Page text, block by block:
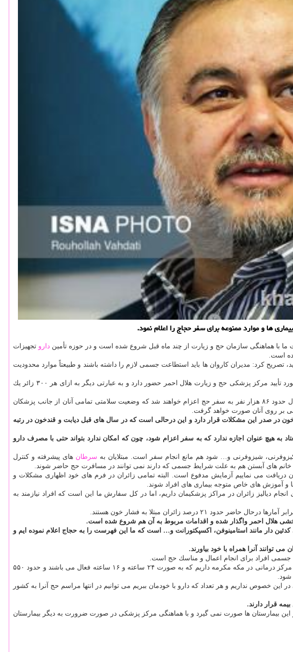
ها و موارد ممنوعه برای سفر حجاج را اعلام نمود.
ما با هماهنگی سازمان حج و زیارت از چند ماه قبل شروع شده است و در حوزه تأمین دارو تجهیزات
است.
كرد: مدیران كاروان ها باید استطاعت جسمی لازم را داشته باشند و طبیعتاً موارد محدودیت
مورد تأیید مركز پزشكی حج و زیارت هلال احمر حضور دارد و به عبارتی دیگر به ازای هر ۳۰۰ زائر یك
رئیس مركز پزشكی حج و زیارت جمعیت هلال احمر اظهاركرد: سلامت و شرایط جسمی زائران هم بررسی می شود، امسال حدود ۸۶ هزار نفر به سفر حج اعزام خواهند شد كه وضعیت سلامتی تمامی آنان از جانب پزشكان
بر روی آنان صورت خواهد گرفت.
در صدر این مشكلات قرار دارد و این درحالی است كه در سال های قبل دیابت و قندخون در رتبه
به هیچ عنوان اجازه ندارد كه به سفر اعزام شود، چون كه امكان ندارد بتواند حتی با مصرف دارو
شیزوفرنی و… شود هم مانع انجام سفر است. مبتلایان به سرطان های پیشرفته و كنترل
خانم های آبستن هم به علت شرایط جسمی كه دارند نمی توانند در مسافرت حج حاضر شوند.
دریافت می نماییم آزمایش مدفوع است. البته تمامی زائران در فرم های خود اظهاری مشكلات و
و آموزش های خاص متوجه بیماری های افراد شوند.
انجام دیالیز زائران در مراكز پزشكیمان داریم، اما در كل سفارش ما این است كه افراد نیازمند به
زائران مبتلا به فشار خون هستند.
هلال احمر واگذار شده و اقدامات مربوط به آن هم شروع شده است.
دارد كه شامل مخدرها و داروهای كدئین دار مانند استامینوفن، اكسپكتورانت و… است كه ما این فهرست را به حجاج اعلام نموده ایم و
آنرا همراه با خود بیاورند.
افراد برای انجام اعمال و مناسك حج است.
حلی ساز همینطور در مورد مراكز درمانی زائران هم اظهار داشت: در روزهای حج سه مركز و مجتمع درمانی در مدینه و پنج مركز درمانی در مكه مكرمه داریم كه به صورت ۲۴ ساعته و ۱۶ ساعته فعال می باشند و حدود ۵۵۰
خصوص نداریم و هر تعداد كه دارو با خودمان ببریم می توانیم در انتها مراسم حج آنرا به كشور
قرار دارند.
بیمارستان ها صورت نمی گیرد و با هماهنگی مركز پزشكی در صورت ضرورت به دیگر بیمارستان